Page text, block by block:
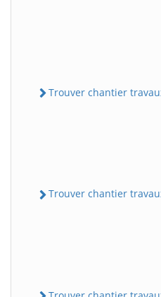
Trouver chantier
Trouver chantier